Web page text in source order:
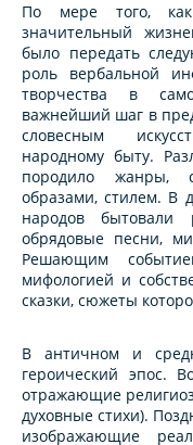
По мере того, как
значительный
было передать
роль вербальной
творчества в
важнейший шаг в
словесным
народному быту.
породило жанры,
образами, стилем. В
народов бытовали
обрядовые песни,
Решающим
мифологией и
сказки, сюжеты
В античном и
героический эпос.
отражающие
духовные стихи).
изображающие